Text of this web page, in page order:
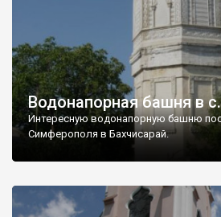
Водонапорная башня в
Интересную водонапорную башню
Симферополя в Бахчисарай.